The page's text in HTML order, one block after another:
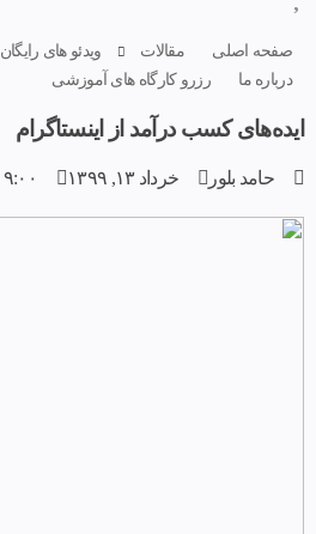
صفحه اصلی مقالات ویدئو های رایگان
درباره ما
رزرو کارگاه های آموزشی
ایده‌های کسب درآمد از اینستاگرام
حامد بلور خرداد ۱۳, ۱۳۹۹ ۹:۰۰ ق٫ظ